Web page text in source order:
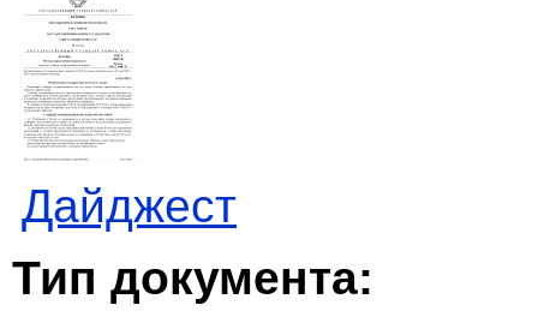
Дайджест
Тип документа: